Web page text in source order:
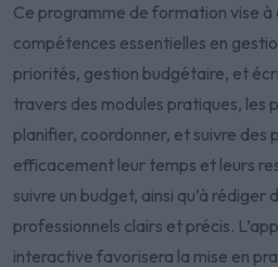
Ce programme de formation vise
compétences essentielles en
priorités, gestion budgétaire, et
travers des modules pratiques, les
planifier, coordonner, et suivre des
efficacement leur temps et leurs
suivre un budget, ainsi qu’à rédiger
professionnels clairs et précis.
interactive favorisera la mise en